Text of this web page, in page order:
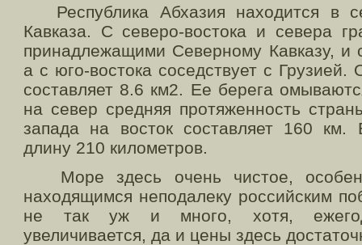
Республика Абхазия находится в
Кавказа. С северо-востока и севера
принадлежащими Северному Кавказу, и
а с юго-востока соседствует с
составляет 8.6 км2. Ее берега
на север средняя протяженность
запада на восток составляет 160 км.
длину 210 километров.
Море здесь очень чистое,
находящимся неподалеку российским
не так уж и много, хотя,
увеличивается, да и цены здесь